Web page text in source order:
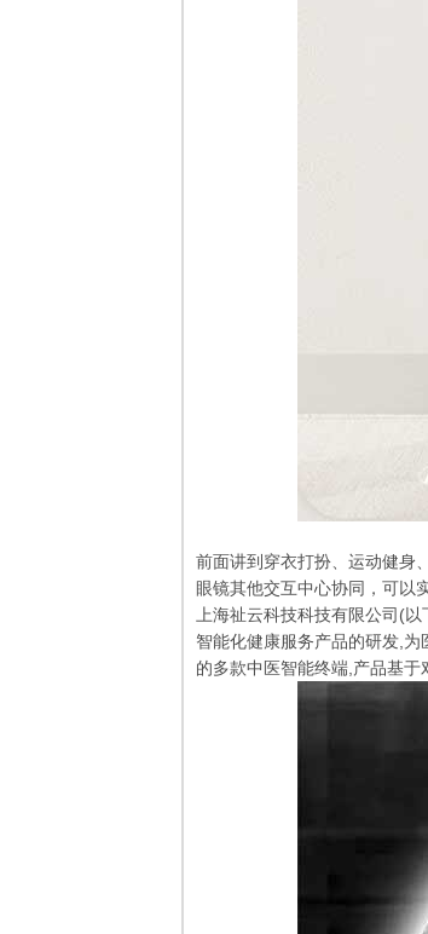
前面讲到穿衣打扮、运动健身
眼镜其他交互中心协同，可以
上海祉云科技科技有限公司(
智能化健康服务产品的研发,
的多款中医智能终端,产品基于